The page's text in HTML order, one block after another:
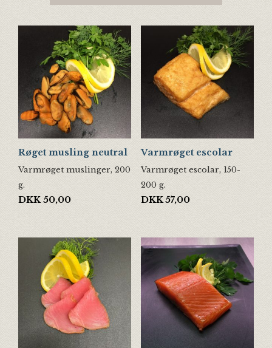
Røget musling neutral
Varmrøget muslinger, 200
g.
DKK 50,00
Varmrøget escolar
Varmrøget escolar, 150-
200 g.
DKK57,00